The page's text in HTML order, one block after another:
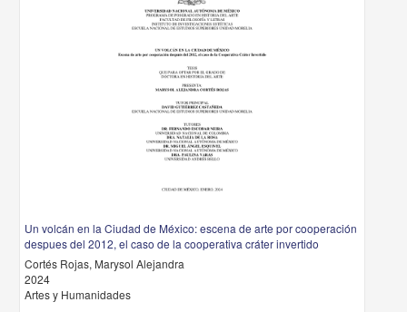
Un volcán en la Ciudad de México: escena de arte por cooperación
despues del 2012, el caso de la cooperativa cráter invertido
Cortés Rojas, Marysol Alejandra
2024
Artes y Humanidades